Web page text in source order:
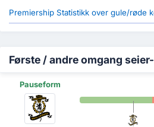
Premiership Statistikk over gule/røde
Første / andre omgang
Pauseform